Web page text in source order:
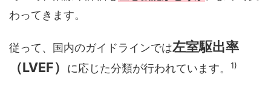
わってきます。
従って、国内のガイドラインでは左室駆出率
（LVEF）
に応じた分類が行われています。 1)